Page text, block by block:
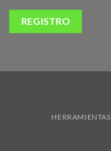
HERRAMIENTAS